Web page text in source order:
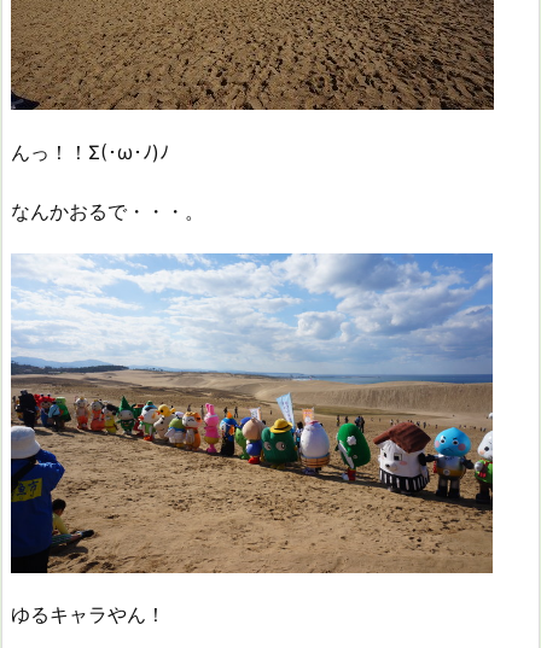
んっ！！Σ(･ω･ﾉ)ﾉ
なんかおるで・・・。
ゆるキャラやん！